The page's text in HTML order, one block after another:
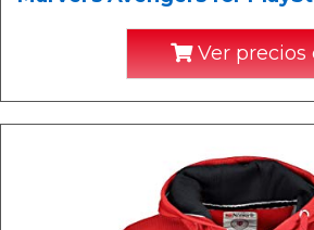
Ver precios